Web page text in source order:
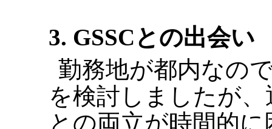
3. GSSCとの出会い
勤務地が都内なの
を検討しましたが
との両立が時間的